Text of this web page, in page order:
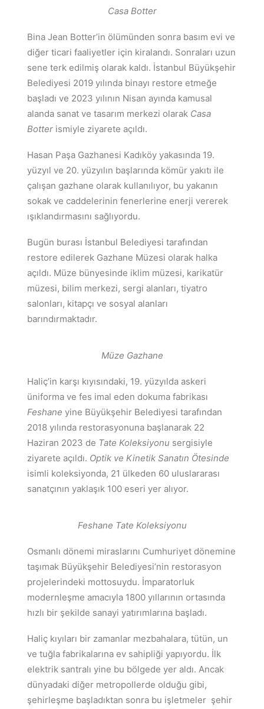
Casa Botter
Bina Jean Botter’in ölümünden sonra basım evi ve
diğer ticari faaliyetler için kiralandı. Sonraları uzun
sene terk edilmiş olarak kaldı. İstanbul Büyükşehir
Belediyesi 2019 yılında binayı restore etmeğe
başladı ve 2023 yılının Nisan ayında kamusal
alanda sanat ve tasarım merkezi olarak Casa
Botter ismiyle ziyarete açıldı.
Hasan Paşa Gazhanesi Kadıköy yakasında 19.
yüzyıl ve 20. yüzyılın başlarında kömür yakıtı ile
çalışan gazhane olarak kullanılıyor, bu yakanın
sokak ve caddelerinin fenerlerine enerji vererek
ışıklandırmasını sağlıyordu.
Bugün burası İstanbul Belediyesi tarafından
restore edilerek Gazhane Müzesi olarak halka
açıldı. Müze bünyesinde iklim müzesi, karikatür
müzesi, bilim merkezi, sergi alanları, tiyatro
salonları, kitapçı ve sosyal alanları
barındırmaktadır.
Müze Gazhane
Haliç’in karşı kıyısındaki, 19. yüzyılda askeri
üniforma ve fes imal eden dokuma fabrikası
Feshane yine Büyükşehir Belediyesi tarafından
2018 yılında restorasyonuna başlanarak 22
Haziran 2023 de Tate Koleksiyonu sergisiyle
ziyarete açıldı. Optik ve Kinetik Sanatın Ötesinde
isimli koleksiyonda, 21 ülkeden 60 uluslararası
sanatçının yaklaşık 100 eseri yer alıyor.
Feshane Tate Koleksiyonu
Osmanlı dönemi miraslarını Cumhuriyet dönemine
taşımak Büyükşehir Belediyesi’nin restorasyon
projelerindeki mottosuydu. İmparatorluk
modernleşme amacıyla 1800 yıllarının ortasında
hızlı bir şekilde sanayi yatırımlarına başladı.
Haliç kıyıları bir zamanlar mezbahalara, tütün, un
ve tuğla fabrikalarına ev sahipliği yapıyordu. İlk
elektrik santralı yine bu bölgede yer aldı. Ancak
dünyadaki diğer metropollerde olduğu gibi,
şehirleşme başladıktan sonra bu işletmeler şehir